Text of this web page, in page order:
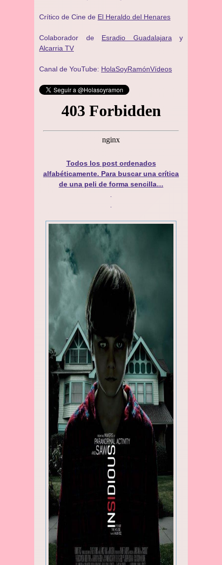
Crítico de Cine de El Heraldo del Henares
Colaborador de Esradio Guadalajara y
Alcarria TV
Canal de YouTube: HolaSoyRamónVídeos
Todos los post ordenados
alfabéticamente. Para buscar una crítica
de una peli de forma sencilla…